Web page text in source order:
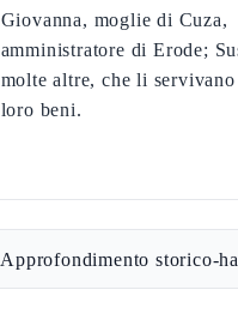
Giovanna, moglie di Cuza,
amministratore di Erode;
molte altre, che li
loro beni.
Approfondimento storico-